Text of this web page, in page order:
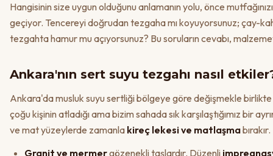
Hangisinin size uygun olduğunu anlamanın yolu, önce mutfağınızı
geçiyor. Tencereyi doğrudan tezgaha mı koyuyorsunuz; çay-
tezgahta hamur mu açıyorsunuz? Bu soruların cevabı,
Ankara'nın sert suyu tezgahı nasıl
Ankara'da musluk suyu sertliği bölgeye göre değişmekle
çoğu kişinin atladığı ama bizim sahada sık karşılaştığımız bir
ve mat yüzeylerde zamanla kireç lekesi ve matlaşmabırakır.
Granit ve mermergözenekli taşlardır. Düzenli